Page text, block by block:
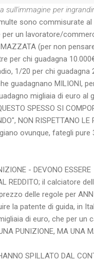
sull'immagine per
sono commisurate al
per un lavoratore/
(per non
per chi guadagna
1/20 per chi guadagna
guadagnano MILIONI,
migliaia di euro al
SPESSO SI
NON RISPETTANO LE
ovunque, fategli pure
- DEVONO ESSERE
REDDITO; il calciatore
delle regole per
la patente di guida, in
di euro, che per un
PUNIZIONE, MA UNA
SPILLATO DAL